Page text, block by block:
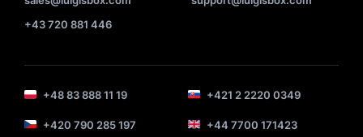
+43 720 881 446
+48 83 888 11 19 +421 2 2220 0349
+420 790 285 197 +44 7700 171423